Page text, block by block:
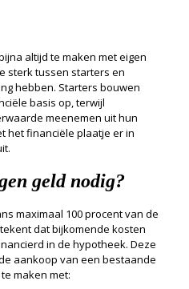
altijd te maken met eigen
sterk tussen starters en
hebben. Starters bouwen
basis op, terwijl
meenemen uit hun
het financiële plaatje er in
geld nodig?
maximaal 100 procent van de
dat bijkomende kosten
in de hypotheek. Deze
aankoop van een bestaande
maken met: